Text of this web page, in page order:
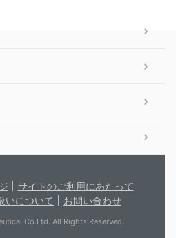
サイトのご利用にあたって
いについて
お問い合わせ
Co.Ltd. All Rights Reserved.